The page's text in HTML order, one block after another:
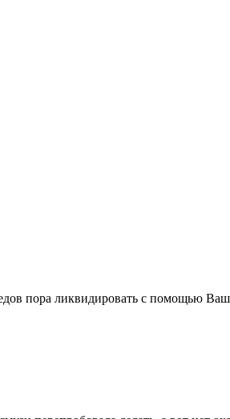
пора ликвидировать с помощью